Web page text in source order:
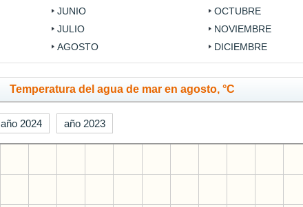
JUNIO
JULIO
AGOSTO
OCTUBRE
NOVIEMBRE
DICIEMBRE
Temperatura del agua de mar en agosto, °C
año 2024 año 2023